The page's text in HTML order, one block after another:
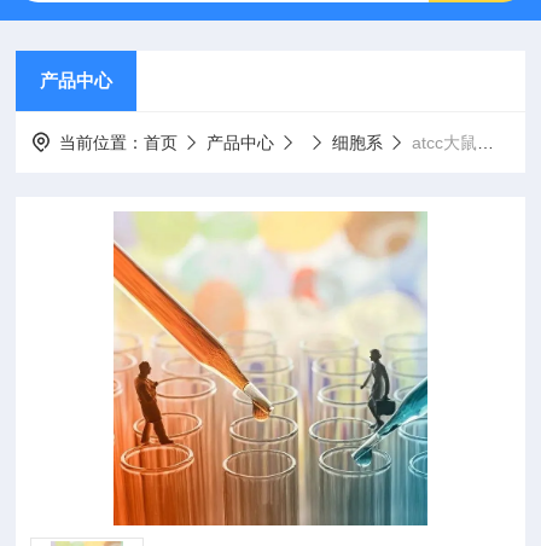
产品中心
当前位置：首页 产品中心 细胞系 atcc大鼠神经干细胞